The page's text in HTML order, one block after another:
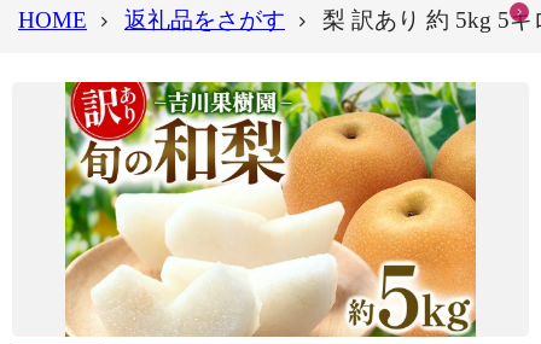
HOME 返礼品をさがす 梨 訳あり 約 5kg 5